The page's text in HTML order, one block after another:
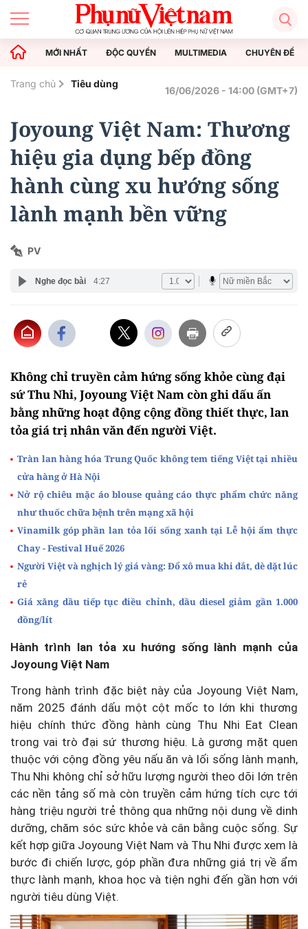
MỚI NHẤT ĐỘC QUYỀN MULTIMEDIA CHUYÊN ĐỀ
Trang chủ Tiêu dùng
16/06/2026 - 14:00 (GMT+7)
Joyoung Việt Nam: Thương
hiệu gia dụng bếp đồng
hành cùng xu hướng sống
lành mạnh bền vững
PV
Nghe đọc bài 4:27
Không chỉ truyền cảm hứng sống khỏe cùng đại
sứ Thu Nhi, Joyoung Việt Nam còn ghi dấu ấn
bằng những hoạt động cộng đồng thiết thực, lan
tỏa giá trị nhân văn đến người Việt.
Tràn lan hàng hóa Trung Quốc không tem tiếng Việt tại nhiều
cửa hàng ở Hà Nội
Nở rộ chiêu mặc áo blouse quảng cáo thực phẩm chức năng
như thuốc chữa bệnh trên mạng xã hội
Vinamilk góp phần lan tỏa lối sống xanh tại Lễ hội ẩm thực
Chay - Festival Huế 2026
Người Việt và nghịch lý giá vàng: Đổ xô mua khi đắt, dè dặt lúc
rẻ
Giá xăng dầu tiếp tục điều chỉnh, dầu diesel giảm gần 1.000
đồng/lít
Hành trình lan tỏa xu hướng sống lành mạnh của
Joyoung Việt Nam
Trong hành trình đặc biệt này của Joyoung Việt Nam,
năm 2025 đánh dấu một cột mốc to lớn khi thương
hiệu chính thức đồng hành cùng Thu Nhi Eat Clean
trong vai trò đại sứ thương hiệu. Là gương mặt quen
thuộc với cộng đồng yêu nấu ăn và lối sống lành mạnh,
Thu Nhi không chỉ sở hữu lượng người theo dõi lớn trên
các nền tảng số mà còn truyền cảm hứng tích cực tới
hàng triệu người trẻ thông qua những nội dung về dinh
dưỡng, chăm sóc sức khỏe và cân bằng cuộc sống. Sự
kết hợp giữa Joyoung Việt Nam và Thu Nhi được xem là
bước đi chiến lược, góp phần đưa những giá trị về ẩm
thực lành mạnh, khoa học và tiện nghi đến gần hơn với
người tiêu dùng Việt.